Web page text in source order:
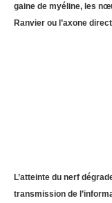
gaine de myéline, les
Ranvier ou l’axone
L’atteinte du nerf
transmission de